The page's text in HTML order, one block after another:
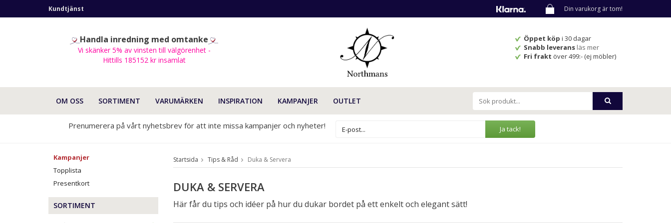
Kundtjänst Din varukorg är tom!
Öppet köpi 30 dagar
Snabb leverans läs mer
Fri frakt över 499:- (ej möbler)
Handla inredning med omtanke
Vi skänker 5% av vinsten till välgörenhet -
Hittills 185152 kr insamlat
OM OSS SORTIMENT VARUMÄRKEN INSPIRATION KAMPANJER OUTLET
Prenumerera på vårt nyhetsbrev för att inte missa kampanjer och nyheter! Ja tack!
Kampanjer
Topplista
Presentkort
SORTIMENT
Startsida Tips & Råd Duka & Servera
DUKA & SERVERA
Här får du tips och idéer på hur du dukar bordet på ett enkelt och elegant sätt!